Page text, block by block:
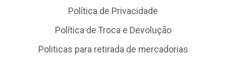
Política de Privacidade
Política de Troca e Devolução
Politicas para retirada de mercadorias